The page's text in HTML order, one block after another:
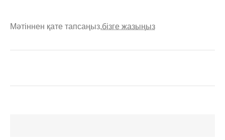
Мәтіннен қате тапсаңыз,бізге жазыңыз